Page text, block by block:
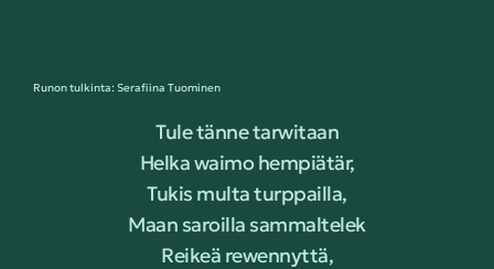
Runon tulkinta: Serafiina Tuominen
Tule tänne tarwitaan
Helka waimo hempiätär,
Tukis multa turppailla,
Maan saroilla sammaltelek
Reikeä rewennyttä,